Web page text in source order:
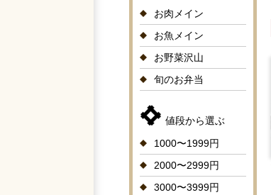
お肉メイン
お魚メイン
お野菜沢山
旬のお弁当
値段から選ぶ
1000〜1999円
2000〜2999円
3000〜3999円